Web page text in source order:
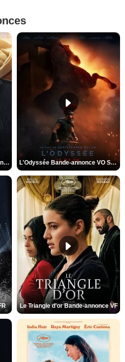
Spider-Man: Brand New Day Bande-annonce VO STFR L'Odyssée Bande-annonce VO STFR
Le Triangle d'or Bande-annonce VF